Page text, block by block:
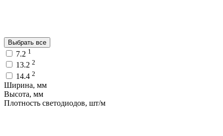
Выбрать все
7.2 1
13.2 2
14.4 2
Ширина, мм
Высота, мм
Плотность светодиодов, шт/м